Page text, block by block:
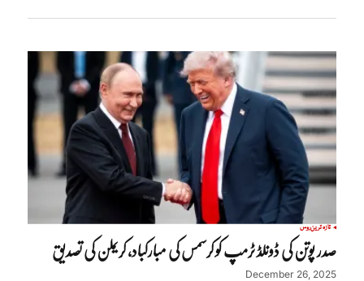
تازہ ترینروس
صدر پوتن کی ڈونلڈ ٹرمپ کو کرسمس کی مبارکباد، کریملن کی تصدیق
December 26, 2025